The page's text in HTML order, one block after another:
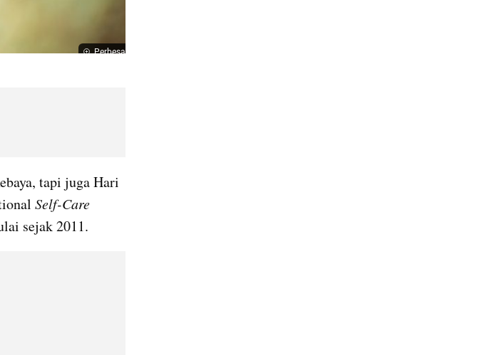
Perbesar
tapi juga Hari
Self-Care
sejak 2011.